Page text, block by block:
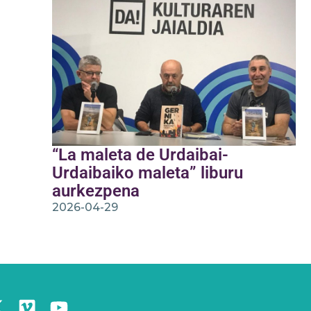
“La maleta de Urdaibai-
Urdaibaiko maleta” liburu
aurkezpena
2026-04-29